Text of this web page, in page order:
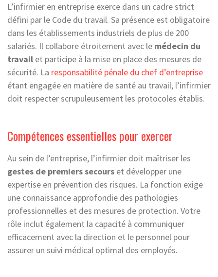
L’infirmier en entreprise exerce dans un cadre strict
défini par le Code du travail. Sa présence est obligatoire
dans les établissements industriels de plus de 200
salariés. Il collabore étroitement avec le médecin du
travail et participe à la mise en place des mesures de
sécurité. La responsabilité pénale du chef d’entreprise
étant engagée en matière de santé au travail, l’infirmier
doit respecter scrupuleusement les protocoles établis.
Compétences essentielles pour exercer
Au sein de l’entreprise, l’infirmier doit maîtriser les
gestes de premiers secours et développer une
expertise en prévention des risques. La fonction exige
une connaissance approfondie des pathologies
professionnelles et des mesures de protection. Votre
rôle inclut également la capacité à communiquer
efficacement avec la direction et le personnel pour
assurer un suivi médical optimal des employés.